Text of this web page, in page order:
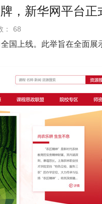
，新华网平台正
68
国上线。此举旨在全面